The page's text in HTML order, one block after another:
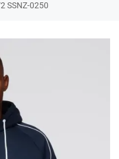
SSNZ-0250